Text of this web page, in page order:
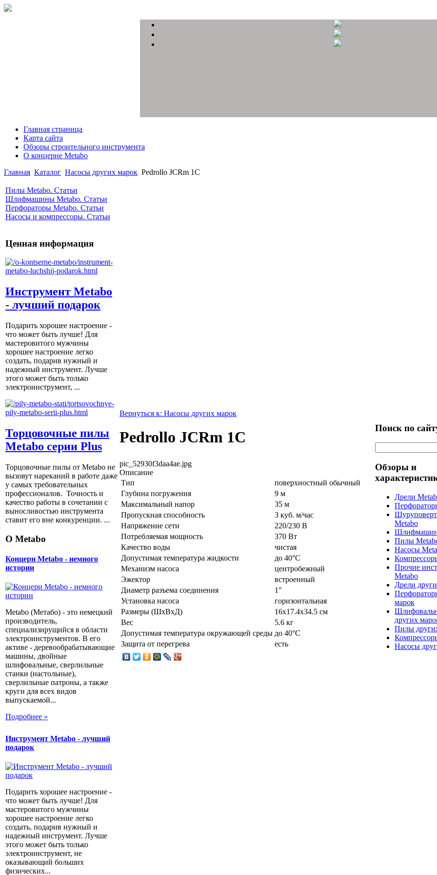
Главная страница
Карта сайта
Обзоры строительного инструмента
О концерне Metabo
Главная Каталог Насосы других марок Pedrollo JCRm 1С
Пилы Metabo. Статьи
Шлифмашины Metabo. Статьи
Перфораторы Metabo. Статьи
Насосы и компрессоры. Статьи
Ценная информация
Инструмент Metabo
- лучший подарок
Подарить хорошее настроение -
что может быть лучше! Для
мастеровитого мужчины
хорошее настроение легко
создать, подарив нужный и
надежный инструмент. Лучше
этого может быть только
электроинструмент, ...
Торцовочные пилы
Metabo серии Plus
Торцовочные пилы от Metabo не
вызовут нареканий в работе даже
у самых требовательных
профессионалов. Точность и
качество работы в сочетании с
выносливостью инструмента
ставит его вне конкуренции. ...
О Metabo
Концерн Metabo - немного
истории
Metabo (Метабо) - это немецкий
производитель,
специализирущийся в области
электроинструментов. В его
активе - деревообрабатывающие
машины, двойные
шлифовальные, сверлильные
станки (настольные),
сверлильные патроны, а также
круги для всех видов
выпускаемой...
Подробнее »
Инструмент Metabo - лучший
подарок
Подарить хорошее настроение -
что может быть лучше! Для
мастеровитого мужчины
хорошее настроение легко
создать, подарив нужный и
надежный инструмент. Лучше
этого может быть только
электроинструмент, не
оказывающий больших
физических...
Вернуться к: Насосы других марок
Pedrollo JCRm 1С
pic_52930f3daa4ae.jpg
Описание
Тип
поверхностный обычный
Глубина погружения
9 м
Максимальный напор
35 м
Пропускная способность
3 куб. м/час
Напряжение сети
220/230 В
Потребляемая мощность
370 Вт
Качество воды
чистая
Допустимая температура жидкости
до 40°C
Механизм насоса
центробежный
Эжектор
встроенный
Диаметр разъема соединения
1"
Установка насоса
горизонтальная
Размеры (ШхВхД)
16x17.4x34.5 см
Вес
5.6 кг
Допустимая температура окружающей среды до 40°C
Защита от перегрева
есть
Поиск по
Обзоры и
Дрели
Metabo
Пилы
Насосы
Прочие
Metabo
Дрели
марок
других
Пилы
Насосы